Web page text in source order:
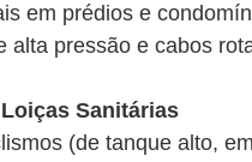
em prédios e
alta pressão e cabos
Sanitárias
(de tanque alto,